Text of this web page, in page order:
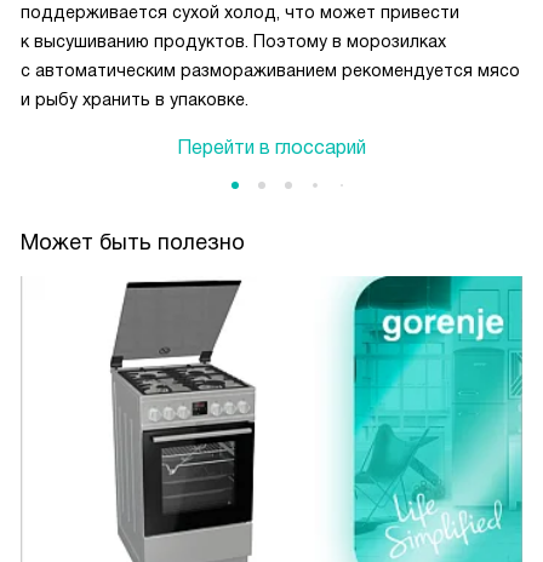
поддерживается сухой холод, что может привести
к высушиванию продуктов. Поэтому в морозилках
с автоматическим размораживанием рекомендуется мясо
и рыбу хранить в упаковке.
Перейти в глоссарий
Может быть полезно